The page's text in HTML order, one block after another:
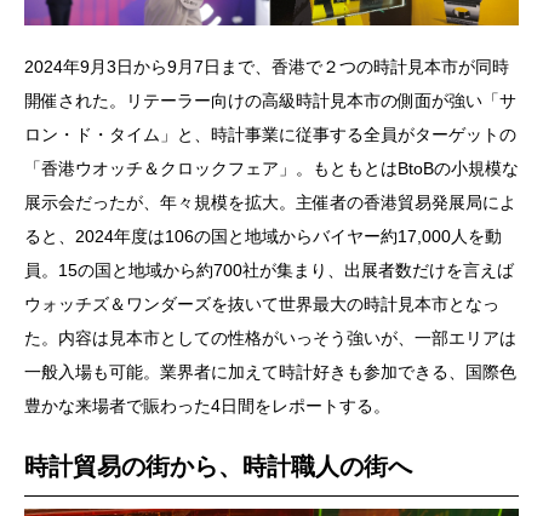
2024年9月3日から9月7日まで、香港で２つの時計見本市が同時
開催された。リテーラー向けの高級時計見本市の側面が強い「サ
ロン・ド・タイム」と、時計事業に従事する全員がターゲットの
「香港ウオッチ＆クロックフェア」。もともとはBtoBの小規模な
展示会だったが、年々規模を拡大。主催者の香港貿易発展局によ
ると、2024年度は106の国と地域からバイヤー約17,000人を動
員。15の国と地域から約700社が集まり、出展者数だけを言えば
ウォッチズ＆ワンダーズを抜いて世界最大の時計見本市となっ
た。内容は見本市としての性格がいっそう強いが、一部エリアは
一般入場も可能。業界者に加えて時計好きも参加できる、国際色
豊かな来場者で賑わった4日間をレポートする。
時計貿易の街から、時計職人の街へ